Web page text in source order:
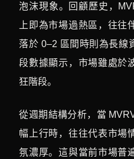
泡沫現象。回顧歷史，
上即為市場過熱區，往往
落於 0–2 區間時則為長線
段數據顯示，市場雖處於
狂階段。
從週期結構分析，當
幅上行時，往往代表市場
氛濃厚。這與當前市場普